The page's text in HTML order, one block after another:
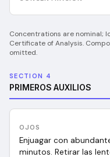
Concentrations are nominal;
Certificate of Analysis.
omitted.
SECTION 4
PRIMEROS AUXILIOS
OJOS
Enjuagar con
minutos. Retirar las